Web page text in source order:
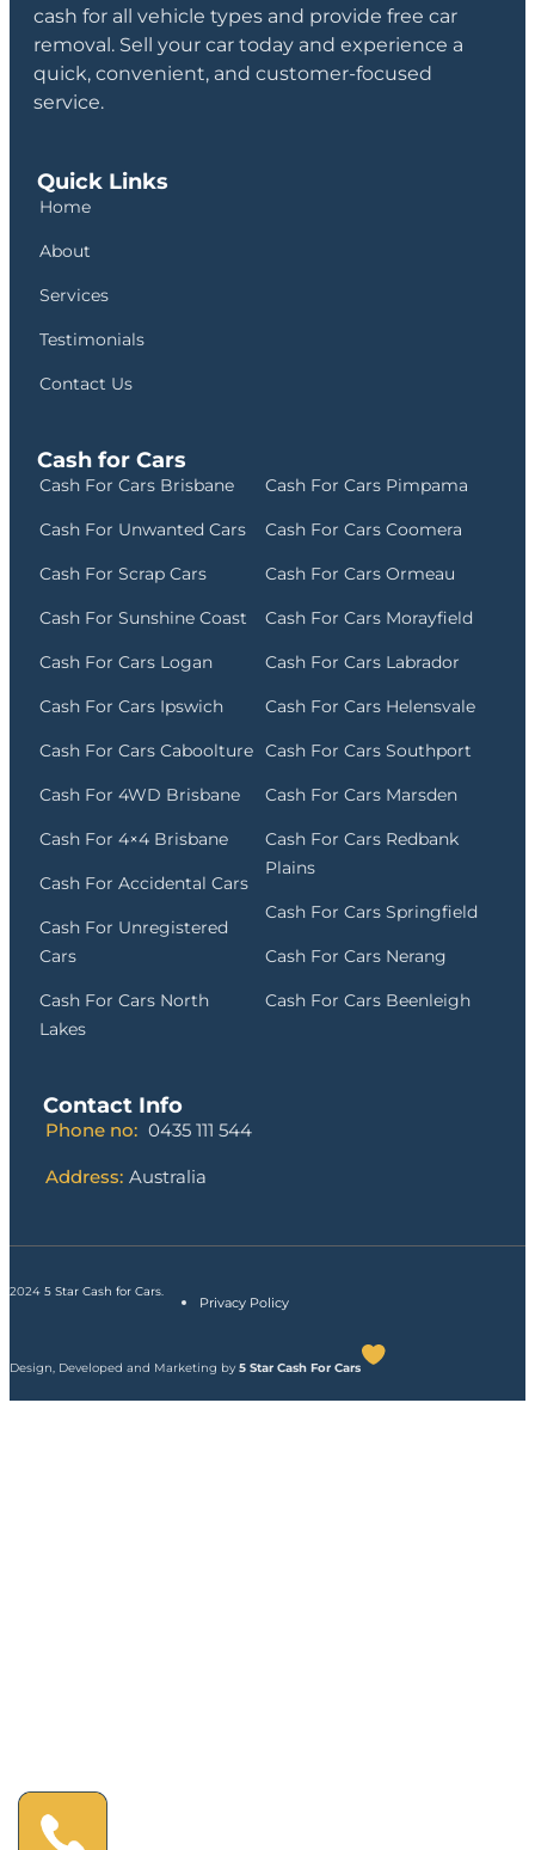
cash for all vehicle types and provide free car
removal. Sell your car today and experience a
quick, convenient, and customer-focused
service.
Quick Links
Home
About
Services
Testimonials
Contact Us
Cash for Cars
Cash For Cars Brisbane
Cash For Unwanted Cars
Cash For Scrap Cars
Cash For Sunshine Coast
Cash For Cars Logan
Cash For Cars Ipswich
Cash For Cars Caboolture
Cash For 4WD Brisbane
Cash For 4×4 Brisbane
Cash For Accidental Cars
Cash For Unregistered
Cars
Cash For Cars North
Lakes
Cash For Cars Pimpama
Cash For Cars Coomera
Cash For Cars Ormeau
Cash For Cars Morayfield
Cash For Cars Labrador
Cash For Cars Helensvale
Cash For Cars Southport
Cash For Cars Marsden
Cash For Cars Redbank
Plains
Cash For Cars Springfield
Cash For Cars Nerang
Cash For Cars Beenleigh
Contact Info
Phone no: 0435 111 544
Address: Australia
2024 5 Star Cash for Cars.
Privacy Policy
Design, Developed and Marketing by 5 Star Cash For Cars